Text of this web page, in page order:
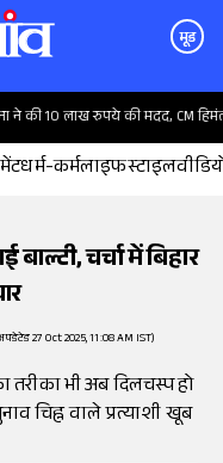
मूड
10 लाख रुपये की मदद, CM हिमंता
धर्म-कर्मलाइफस्टाइल
चर्चा में बिहार
27 Oct 2025, 11:08 AM IST)
तरीका भी अब दिलचस्प हो
चिह्न वाले प्रत्याशी खूब